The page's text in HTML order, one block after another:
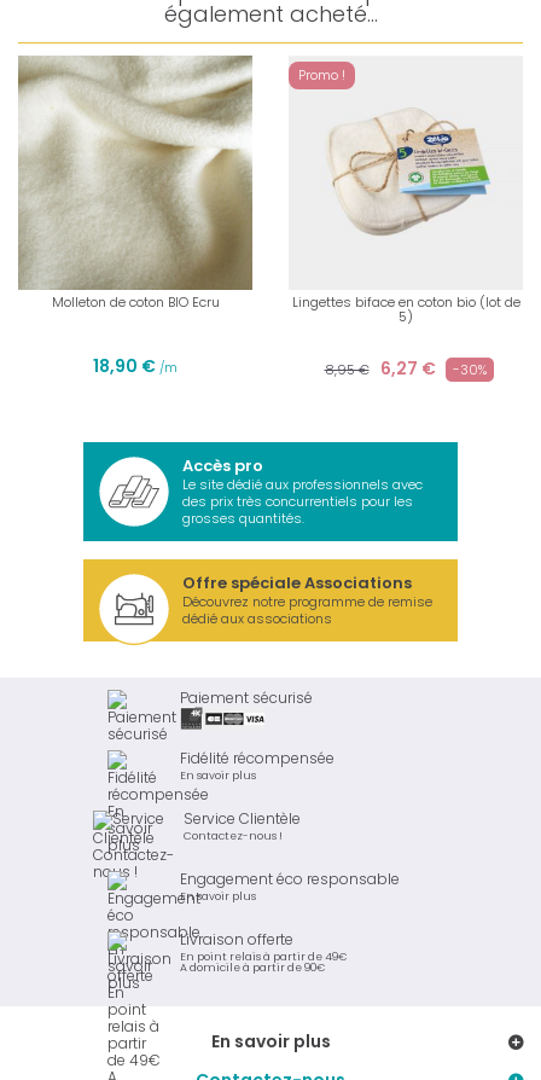
également acheté...
Molleton de coton BIO Ecru
18,90 € /m
Promo !
Lingettes biface en coton bio (lot de
5)
8,95 € 6,27 € -30%
Accès pro
Le site dédié aux professionnels avec
des prix très concurrentiels pour les
grosses quantités.
Offre spéciale Associations
Découvrez notre programme de remise
dédié aux associations
Paiement sécurisé
Fidélité récompensée
En savoir plus
Service Clientèle
Contactez-nous !
Engagement éco responsable
En savoir plus
Livraison offerte
En point relais à partir de 49€
A domicile à partir de 90€
En savoir plus